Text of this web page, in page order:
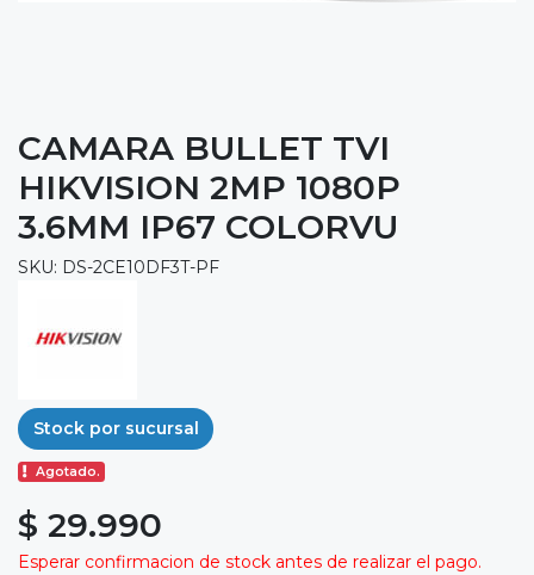
CAMARA BULLET TVI
HIKVISION 2MP 1080P
3.6MM IP67 COLORVU
SKU: DS-2CE10DF3T-PF
Stock por sucursal
Agotado.
$ 29.990
Esperar confirmacion de stock antes de realizar el pago.